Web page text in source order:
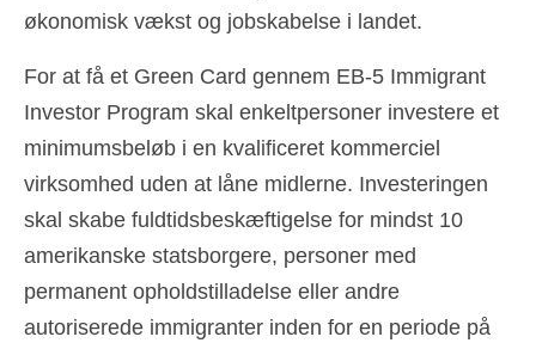
økonomisk vækst og jobskabelse i landet.
For at få et Green Card gennem EB-5 Immigrant
Investor Program skal enkeltpersoner investere et
minimumsbeløb i en kvalificeret kommerciel
virksomhed uden at låne midlerne. Investeringen
skal skabe fuldtidsbeskæftigelse for mindst 10
amerikanske statsborgere, personer med
permanent opholdstilladelse eller andre
autoriserede immigranter inden for en periode på